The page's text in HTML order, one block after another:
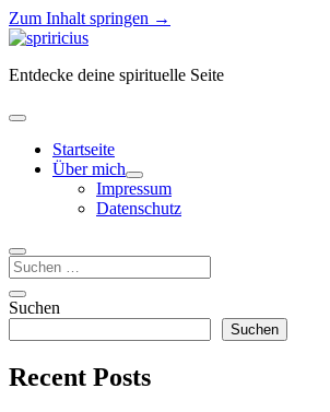
Zum Inhalt springen →
Spiricius
Entdecke deine spirituelle Seite
Menü
öffnenStartseite
Über mich
Menü
öffnen
Impressum
Datenschutz
Suchen
Seitenleiste
Seitenleiste
öffnen
Suchen
Suchen
Recent Posts